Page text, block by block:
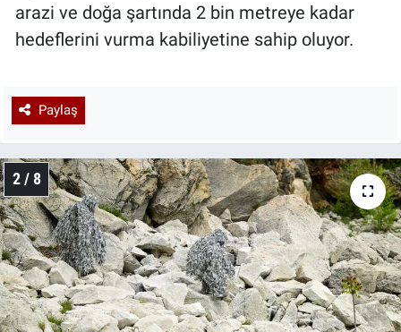
arazi ve doğa şartında 2 bin metreye kadar
hedeflerini vurma kabiliyetine sahip oluyor.
Paylaş
2 / 8